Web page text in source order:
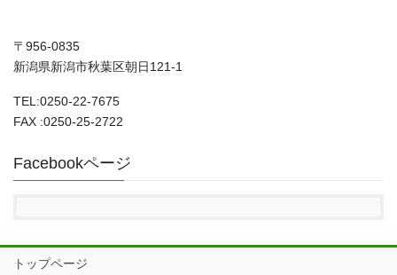
〒956-0835
新潟県新潟市秋葉区朝日121-1
TEL:0250-22-7675
FAX :0250-25-2722
Facebookページ
トップページ